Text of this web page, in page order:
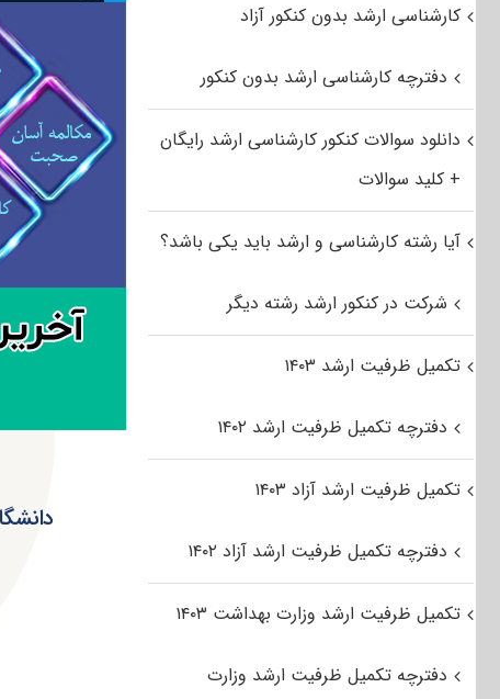
کارشناسی ارشد بدون کنکور آزاد
دفترچه کارشناسی ارشد بدون کنکور
دانلود سوالات کنکور کارشناسی ارشد رایگان
+ کلید سوالات
آیا رشته کارشناسی و ارشد باید یکی باشد؟
شرکت در کنکور ارشد رشته دیگر
تکمیل ظرفیت ارشد ۱۴۰۳
دفترچه تکمیل ظرفیت ارشد ۱۴۰۲
تکمیل ظرفیت ارشد آزاد ۱۴۰۳
دفترچه تکمیل ظرفیت ارشد آزاد ۱۴۰۲
تکمیل ظرفیت ارشد وزارت بهداشت ۱۴۰۳
دفترچه تکمیل ظرفیت ارشد وزارت